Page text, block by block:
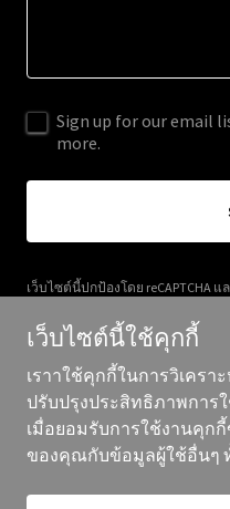
Sign up for our email
more.
เว็บไซต์นี้ปกป้องโดย reCAPTCHA แ
ลิขสิทธิ์ ©2025
เว็บไซต์นี้ใช้คุกกี้
เราาใช้คุกกี้ในการวิเครา
ปรับปรุงประสิทธิภาพการ
เมื่อยอมรับการใช้งานคุกกี้
ของคุณกับข้อมูลผู้ใช้อื่นๆ